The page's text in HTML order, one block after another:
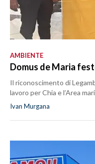
AMBIENTE
Domus de Maria
Il riconoscimento di
lavoro per Chia e l’Area
Ivan Murgana